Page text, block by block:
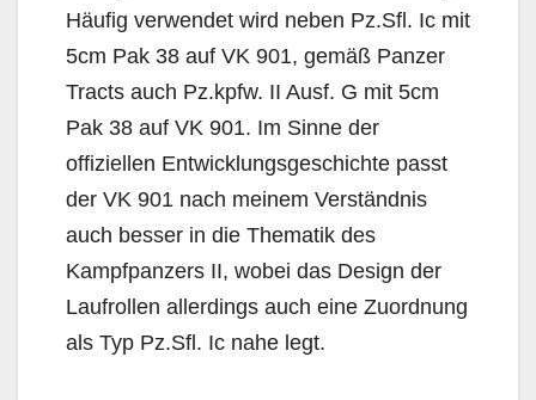
Häufig verwendet wird neben Pz.Sfl. Ic mit
5cm Pak 38 auf VK 901, gemäß Panzer
Tracts auch Pz.kpfw. II Ausf. G mit 5cm
Pak 38 auf VK 901. Im Sinne der
offiziellen Entwicklungsgeschichte passt
der VK 901 nach meinem Verständnis
auch besser in die Thematik des
Kampfpanzers II, wobei das Design der
Laufrollen allerdings auch eine Zuordnung
als Typ Pz.Sfl. Ic nahe legt.